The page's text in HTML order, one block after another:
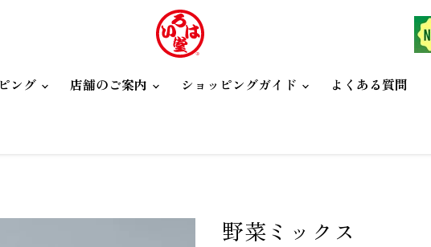
ング 店舗のご案内 ショッピングガイド よくある質問
野菜ミックス